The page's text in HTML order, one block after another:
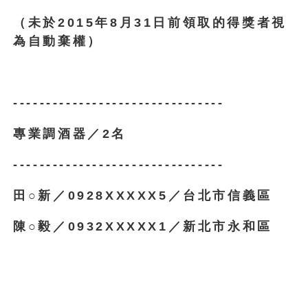
（未於2015年8月31日前領取的得獎者視
為自動棄權）
--------------------------------
專業調酒器／2名
--------------------------------
田○新／0928XXXXX5／台北市信義區
陳○毅／0932XXXXX1／新北市永和區